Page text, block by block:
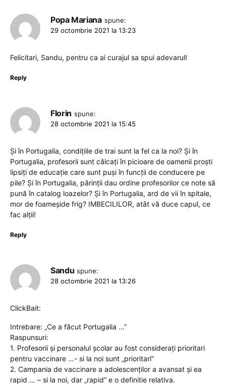
Popa Mariana spune:
29 octombrie 2021 la 13:23
Felicitari, Sandu, pentru ca ai curajul sa spui adevarul!
Reply
Florin spune:
28 octombrie 2021 la 15:45
Și în Portugalia, condițiile de trai sunt la fel ca la noi? Și în
Portugalia, profesorii sunt călcați în picioare de oamenii proști
lipsiți de educație care sunt puși în funcții de conducere pe
pile? Și în Portugalia, părinții dau ordine profesorilor ce note să
pună în catalog loazelor? Și în Portugalia, ard de vii în spitale,
mor de foameșide frig? IMBECILILOR, atât vă duce capul, ce
fac alții!
Reply
Sandu spune:
28 octombrie 2021 la 13:26
ClickBait:
Intrebare: „Ce a făcut Portugalia …”
Raspunsuri:
1. Profesorii și personalul școlar au fost considerați prioritari
pentru vaccinare …- si la noi sunt „prioritari”
2. Campania de vaccinare a adolescenților a avansat și ea
rapid … – si la noi, dar „rapid” e o definitie relativa.